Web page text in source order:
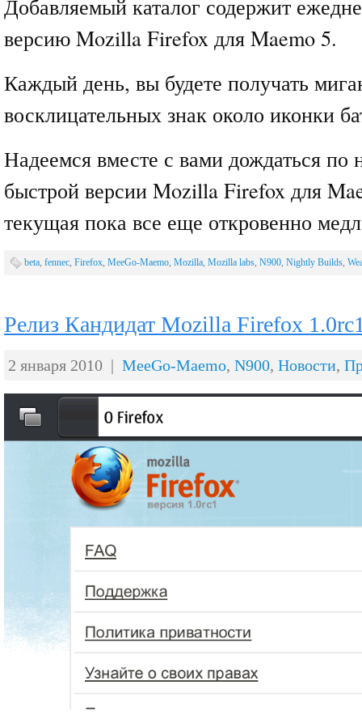
Добавляемый каталог содержит
версию Mozilla Firefox для Maemo 5.
Каждый день, вы будете получать
восклицательных знак около иконки
Надеемся вместе с вами дождаться по
быстрой версии Mozilla Firefox для
текущая пока все еще откровенно
beta, fennec, Firefox, MeeGo-Maemo, Mozilla, Mozilla labs, N900, Nightly Builds,
Релиз Кандидат Mozilla Firefox
2 января 2010 | MeeGo-Maemo, N900, Новости,